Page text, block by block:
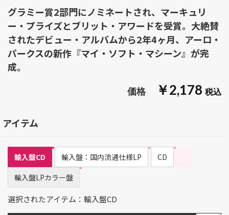
￥2,178
アイテム
輸入盤CD 輸入盤：国内流通仕様LP
CD
輸入盤LPカラー盤
選択されたアイテム：輸入盤CD
グラミー賞2部門にノミネートされ、マーキュリ
ー・プライズとブリット・アワードを受賞。大絶賛
されたデビュー・アルバムから2年4ヶ月、アーロ・
パークスの新作『マイ・ソフト・マシーン』が完
成。